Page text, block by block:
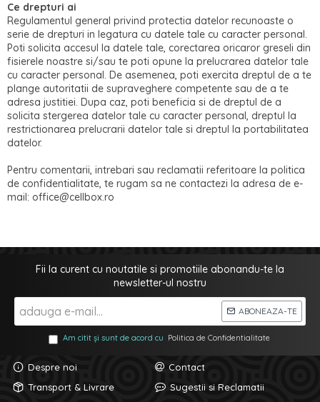
Ce drepturi ai
Regulamentul general privind protectia datelor recunoaste o
serie de drepturi in legatura cu datele tale cu caracter personal.
Poti solicita accesul la datele tale, corectarea oricaror greseli din
fisierele noastre si/sau te poti opune la prelucrarea datelor tale
cu caracter personal. De asemenea, poti exercita dreptul de a te
plange autoritatii de supraveghere competente sau de a te
adresa justitiei. Dupa caz, poti beneficia si de dreptul de a
solicita stergerea datelor tale cu caracter personal, dreptul la
restrictionarea prelucrarii datelor tale si dreptul la portabilitatea
datelor.
Pentru comentarii, intrebari sau reclamatii referitoare la politica
de confidentialitate, te rugam sa ne contactezi la adresa de e-
mail: office@cellbox.ro
Fii la curent cu noutatile si promotiile abonandu-te la
newsletter-ul nostru
ABONEAZA-TE
Am citit și sunt de acord cu Politica de Confidentialitate
Despre noi
Transport & Livrare
Contact
Sugestii si Reclamatii